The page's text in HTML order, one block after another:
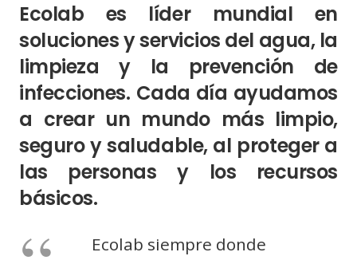
Ecolab es líder mundial en
soluciones y servicios del agua, la
limpieza y la prevención de
infecciones. Cada día ayudamos
a crear un mundo más limpio,
seguro y saludable, al proteger a
las personas y los recursos
básicos.
Ecolab siempre donde